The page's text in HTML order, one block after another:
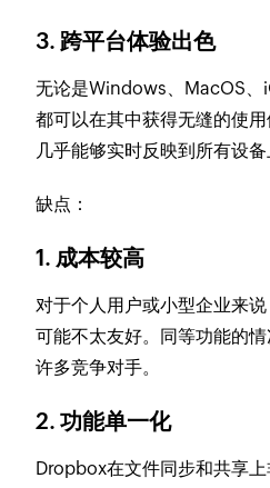
3. 跨平台体验出色
无论是Windows、MacOS
都可以在其中获得无缝的使
几乎能够实时反映到所有设备
缺点：
1. 成本较高
对于个人用户或小型企业来
可能不太友好。同等功能的
许多竞争对手。
2. 功能单一化
Dropbox在文件同步和共享